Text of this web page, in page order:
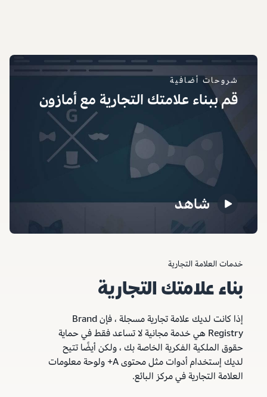
خدمات العلامة التجارية
بناء علامتك التجارية
إذا كانت لديك علامة تجارية مسجلة ، فإن Brand
Registry هي خدمة مجانية لا تساعد فقط في حماية
حقوق الملكية الفكرية الخاصة بك ، ولكن أيضًا تتيح
لديك إستخدام أدوات مثل محتوى A+ ولوحة معلومات
العلامة التجارية في مركز البائع.
شروحات أضافية
قم ببناء علامتك التجارية مع أمازون
شاهد